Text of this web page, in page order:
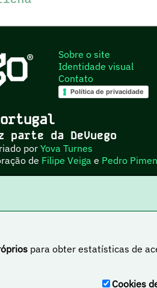
para obter estatísticas de
Cookies
Sobre o site
Identidade visual
Contato
Política de privacidade
parte da DeVuego
porYova Turnes
de Filipe Veiga e Pedro
Esta obra está sob